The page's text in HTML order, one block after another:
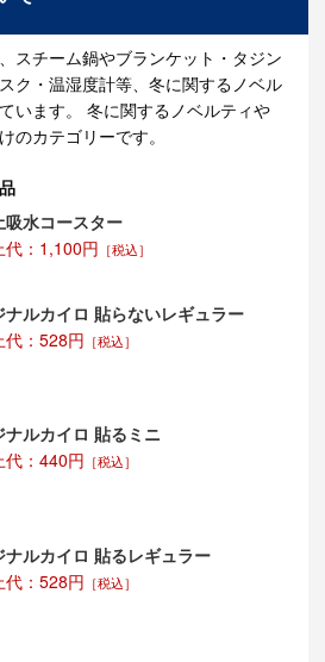
スチーム鍋やブランケット・タジン
ク・温湿度計等、冬に関するノベル
います。 冬に関するノベルティや
のカテゴリーです。
吸水コースター
代：1,100円 ［税込］
ナルカイロ 貼らないレギュラー
代：528円 ［税込］
ナルカイロ 貼るミニ
代：440円 ［税込］
ナルカイロ 貼るレギュラー
代：528円 ［税込］